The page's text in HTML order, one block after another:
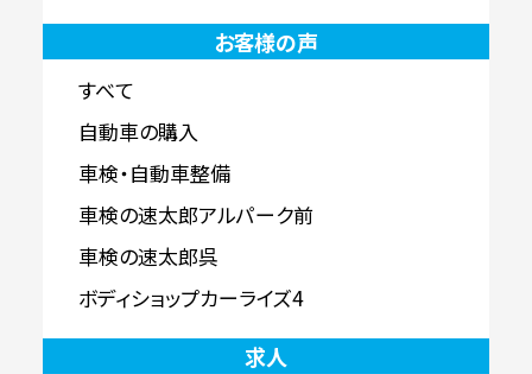
お客様の声
すべて
自動車の購入
車検・自動車整備
車検の速太郎アルパーク前
車検の速太郎呉
ボディショップカーライズ4
求人